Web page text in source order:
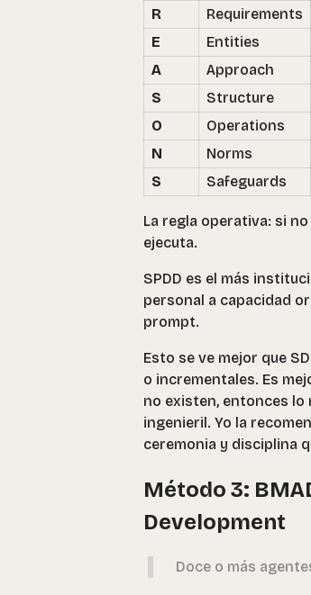
R
Requirements
E
Entities
A
Approach
S
Structure
O
Operations
N
Norms
S
Safeguards
La regla operativa: si
ejecuta.
SPDD es el más
personal a capacidad
prompt.
Esto se ve mejor que
o incrementales. Es
no existen, entonces lo
ingenieril. Yo la
ceremonia y disciplina
Método 3:
Development
Doce o más